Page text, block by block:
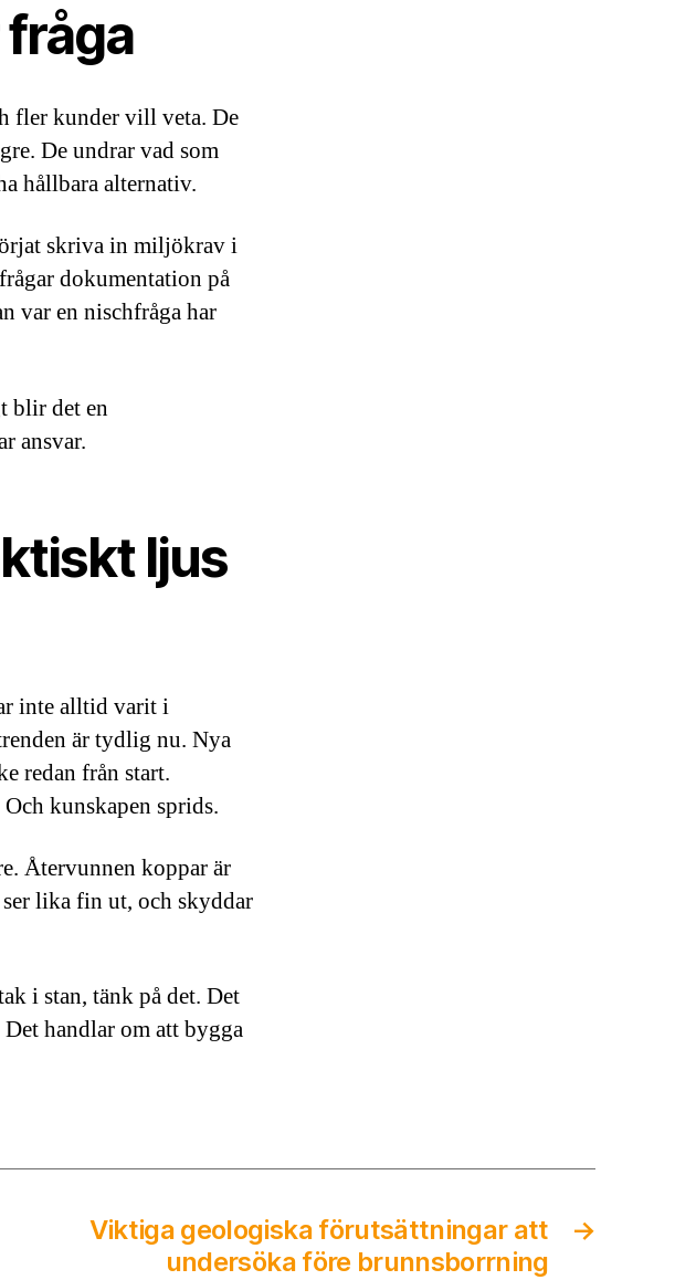
fler kunder vill veta. De
De undrar vad som
hållbara alternativ.
skriva in miljökrav i
dokumentation på
var en nischfråga har
blir det en
ansvar.
ljus
inte alltid varit i
är tydlig nu. Nya
redan från start.
kunskapen sprids.
Återvunnen koppar är
lika fin ut, och skyddar
i stan, tänk på det. Det
handlar om att bygga
→
Viktiga geologiska förutsättningar att
undersöka före brunnsborrning